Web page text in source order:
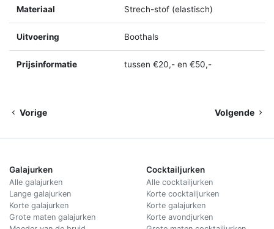
Materiaal Strech-stof (elastisch)
Uitvoering Boothals
Prijsinformatie tussen €20,- en €50,-
Vorige Volgende
Galajurken
Alle galajurken
Lange galajurken
Korte galajurken
Grote maten galajurken
Cocktailjurken
Alle cocktailjurken
Korte cocktailjurken
Korte galajurken
Korte avondjurken